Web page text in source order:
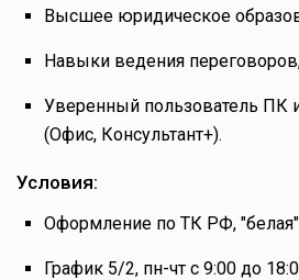
Высшее юридическое
Навыки ведения
Уверенный пользователь ПК
(Офис, Консультант+).
Условия:
Оформление по ТК РФ, "белая"
График 5/2, пн-чт с 9:00 до